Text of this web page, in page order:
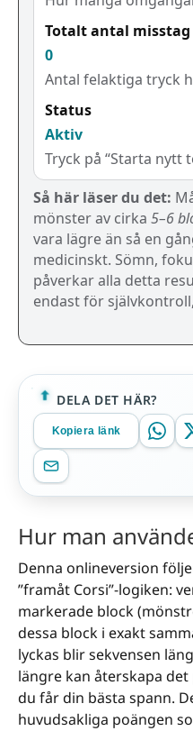
Totalt antal misstag
0
Antal felaktiga tryck
Status
Aktiv
Tryck på “Starta nytt
Så här läser du det:
mönster av cirka 5–6
vara lägre än så en
medicinskt. Sömn,
påverkar alla detta
endast för
DELA DET HÄR?
Kopiera länk
Hur man
Denna onlineversion
”framåt Corsi”-logiken:
markerade block
dessa block i exakt
lyckas blir sekvensen
längre kan återskapa
du får din bästa spann.
huvudsakliga poängen